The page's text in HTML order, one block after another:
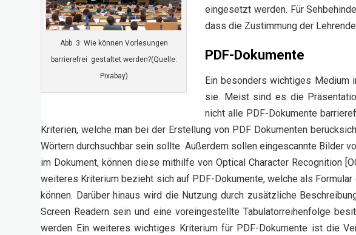
Abb. 3: Wie können Vorlesungen
barrierefrei gestaltet werden?(Quelle:
Pixabay)
eingesetzt werden. Für
dass die Zustimmung der
PDF-Dokumente
Ein besonders wichtiges Medium
sie. Meist sind es die
nicht alle PDF-Dokumente
Kriterien, welche man bei der Erstellung von PDF Dokumenten
Wörtern durchsuchbar sein sollte. Außerdem sollen eingescannte Bilder
im Dokument, können diese mithilfe von Optical Character Recognition
weiteres Kriterium bezieht sich auf PDF-Dokumente, welche als
können. Darüber hinaus wird die Nutzung durch zusätzliche
Screen Readern sein und eine voreingestellte Tabulatorreihenfolge
werden Ein weiteres wichtiges Kriterium für PDF-Dokumente ist die